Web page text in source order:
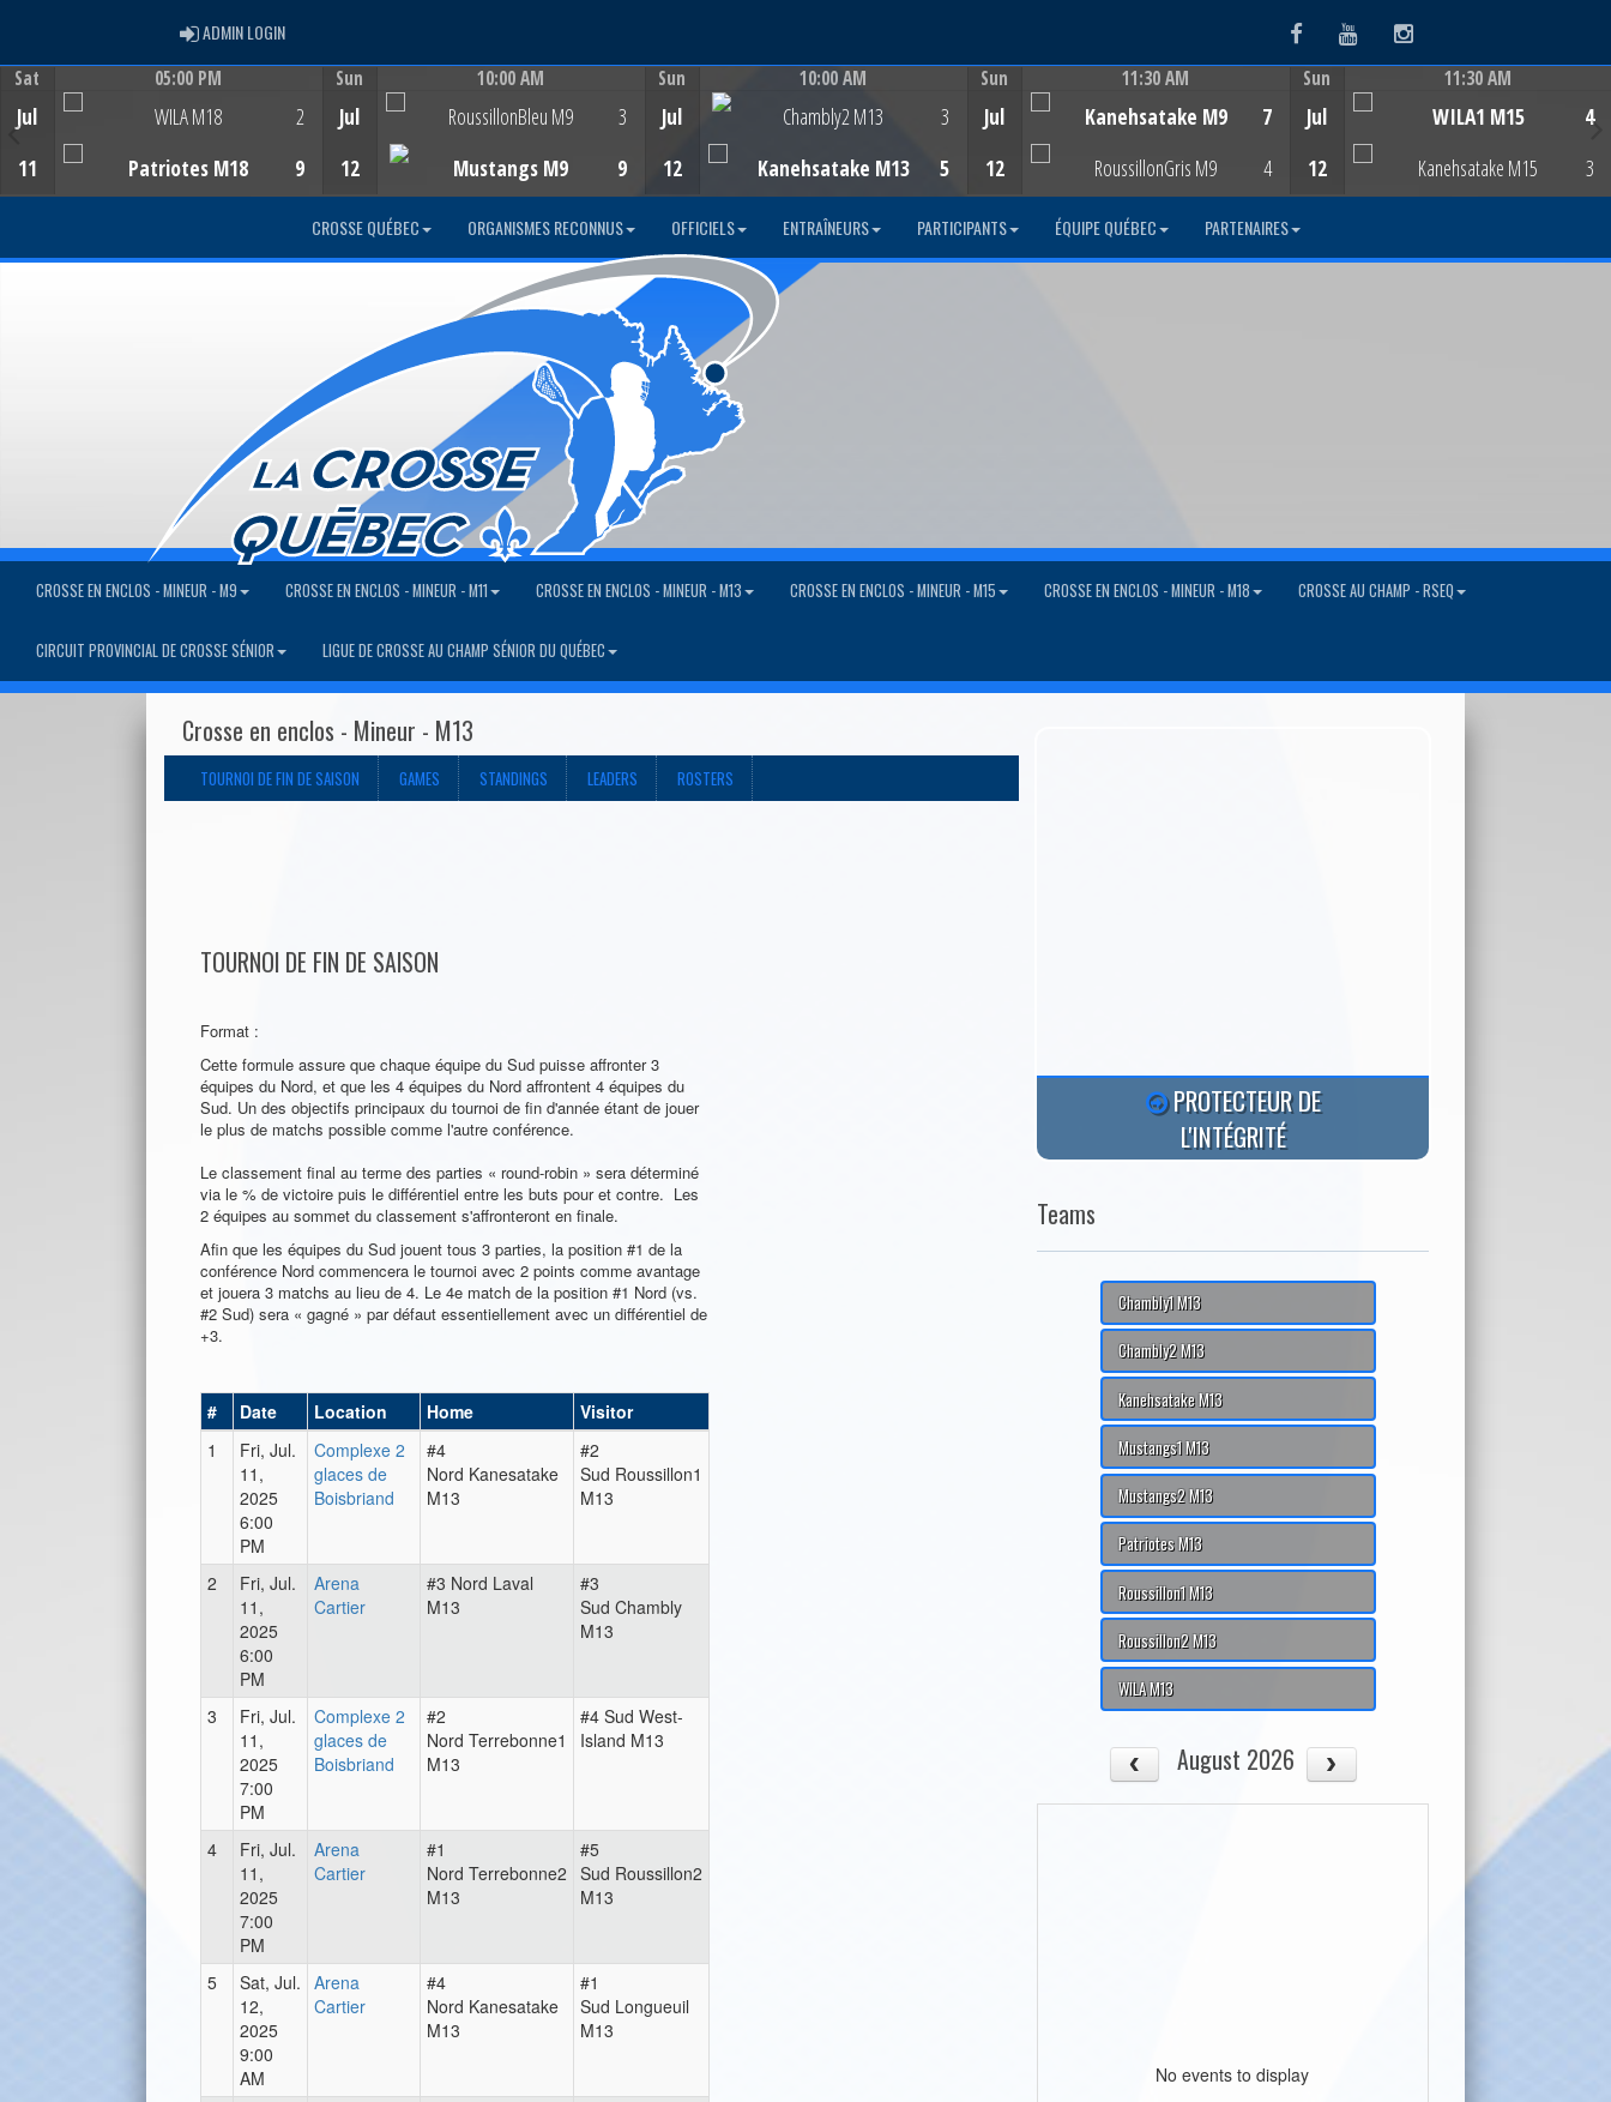
ADMIN LOGINADMIN LOGIN FacebookYoutubeInstagram
Sat
Jul
11
05:00 PM
WILA M18
Patriotes M18
2
9
Sun
Jul
12
10:00 AM
RoussillonBleu M9
Mustangs M9
3
9
Sun
Jul
12
10:00 AM
Chambly2 M13
Kanehsatake M13
3
5
Sun
Jul
12
11:30 AM
Kanehsatake M9
RoussillonGris M9
7
4
Sun
Jul
12
11:30 AM
WILA1 M15
Kanehsatake M15
4
3
CROSSE QUÉBEC ORGANISMES RECONNUS OFFICIELS ENTRAÎNEURS PARTICIPANTS ÉQUIPE QUÉBEC PARTENAIRES
CROSSE EN ENCLOS - MINEUR - M9 CROSSE EN ENCLOS - MINEUR - M11 CROSSE EN ENCLOS - MINEUR - M13 CROSSE EN ENCLOS - MINEUR - M15 CROSSE EN ENCLOS - MINEUR - M18 CROSSE AU CHAMP - RSEQ
CIRCUIT PROVINCIAL DE CROSSE SÉNIOR LIGUE DE CROSSE AU CHAMP SÉNIOR DU QUÉBEC
Crosse en enclos - Mineur - M13
TOURNOI DE FIN DE SAISON GAMES STANDINGS LEADERS ROSTERS
TOURNOI DE FIN DE SAISON
Format :
Cette formule assure que chaque équipe du Sud puisse affronter 3
équipes du Nord, et que les 4 équipes du Nord affrontent 4 équipes du
Sud. Un des objectifs principaux du tournoi de fin d'année étant de jouer
le plus de matchs possible comme l'autre conférence.
Le classement final au terme des parties « round-robin » sera déterminé
via le % de victoire puis le différentiel entre les buts pour et contre. Les
2 équipes au sommet du classement s'affronteront en finale.
Afin que les équipes du Sud jouent tous 3 parties, la position #1 de la
conférence Nord commencera le tournoi avec 2 points comme avantage
et jouera 3 matchs au lieu de 4. Le 4e match de la position #1 Nord (vs.
#2 Sud) sera « gagné » par défaut essentiellement avec un différentiel de
+3.
# Date Location Home
Visitor
1
Fri, Jul.
11,
2025
6:00
PM
Complexe 2
glaces de
Boisbriand
#4
Nord Kanesatake
M13
#2
Sud Roussillon1
M13
2
Fri, Jul.
11,
2025
6:00
PM
Arena
Cartier
#3 Nord Laval
M13
#3
Sud Chambly
M13
3
Fri, Jul.
11,
2025
7:00
PM
Complexe 2
glaces de
Boisbriand
#2
Nord Terrebonne1
M13
#4 Sud West-
Island M13
4
Fri, Jul.
11,
2025
7:00
PM
Arena
Cartier
#1
Nord Terrebonne2
M13
#5
Sud Roussillon2
M13
5
Sat, Jul.
12,
2025
9:00
AM
Arena
Cartier
#4
Nord Kanesatake
M13
#1
Sud Longueuil
M13
PROTECTEUR DE
L'INTÉGRITÉ
Teams
Chambly1 M13
Chambly2 M13
Kanehsatake M13
Mustangs1 M13
Mustangs2 M13
Patriotes M13
Roussillon1 M13
Roussillon2 M13
WILA M13
August 2026
No events to display